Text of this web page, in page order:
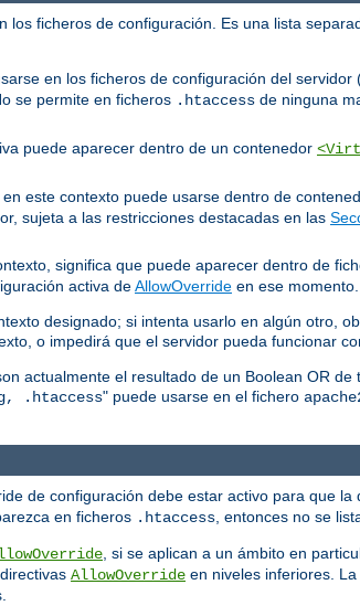
los ficheros de configuración. Es una lista
en los ficheros de configuración del servidor
se permite en ficheros .htaccess de ninguna
puede aparecer dentro de un contenedor
este contexto puede usarse dentro de
sujeta a las restricciones destacadas en las
significa que puede aparecer dentro de
activa deAllowOverride en ese momento.
designado; si intenta usarlo en algún otro,
o impedirá que el servidor pueda funcionar
actualmente el resultado de un Boolean OR
.htaccess" puede usarse en el fichero
de configuración debe estar activo para que
en ficheros .htaccess, entonces no se
, si se aplican a un ámbito en
AllowOverride en niveles inferiores.